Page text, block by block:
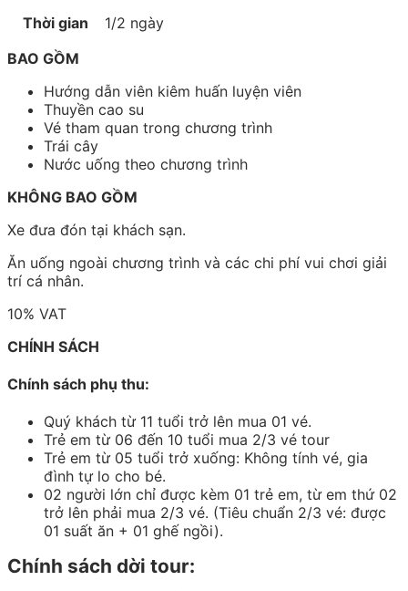
Thời gian
1/2 ngày
BAO GỒM
Hướng dẫn viên kiêm huấn luyện viên
Thuyền cao su
Vé tham quan trong chương trình
Trái cây
Nước uống theo chương trình
KHÔNG BAO GỒM
Xe đưa đón tại khách sạn.
Ăn uống ngoài chương trình và các chi phí vui chơi giải
trí cá nhân.
10% VAT
CHÍNH SÁCH
Chính sách phụ thu:
Quý khách từ 11 tuổi trở lên mua 01 vé.
Trẻ em từ 06 đến 10 tuổi mua 2/3 vé tour
Trẻ em từ 05 tuổi trở xuống: Không tính vé, gia
đình tự lo cho bé.
02 người lớn chỉ được kèm 01 trẻ em, từ em thứ 02
trở lên phải mua 2/3 vé. (Tiêu chuẩn 2/3 vé: được
01 suất ăn + 01 ghế ngồi).
Chính sách dời tour: